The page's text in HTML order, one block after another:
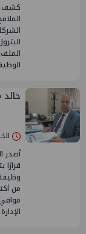
كشف
الخميس
أصدر